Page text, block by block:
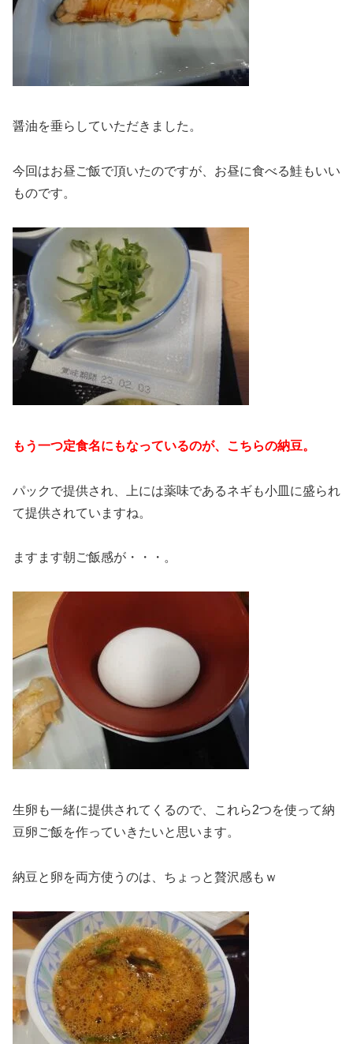
醤油を垂らしていただきました。
今回はお昼ご飯で頂いたのですが、お昼に食べる鮭もいい
ものです。
もう一つ定食名にもなっているのが、こちらの納豆。
パックで提供され、上には薬味であるネギも小皿に盛られ
て提供されていますね。
ますます朝ご飯感が・・・。
生卵も一緒に提供されてくるので、これら2つを使って納
豆卵ご飯を作っていきたいと思います。
納豆と卵を両方使うのは、ちょっと贅沢感もｗ